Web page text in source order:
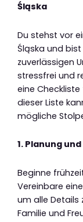
Śląska
Du stehst vor
Śląska und
zuverlässigen
stressfrei und
eine
dieser Liste
mögliche
1. Planung
Beginne
Vereinbare
um alle Details
Familie und